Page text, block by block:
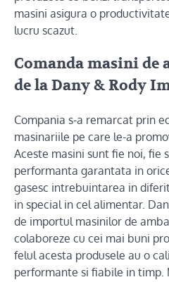
masini asigura o
lucru scazut.
Comanda masini de
de la Dany & Rody
Compania s-a remarcat prin
masinariile pe care le-a
Aceste masini sunt fie noi, fie
performanta garantata in
gasesc intrebuintarea in
in special in cel alimentar.
de importul masinilor de
colaboreze cu cei mai buni
felul acesta produsele au o
performante si fiabile in timp.